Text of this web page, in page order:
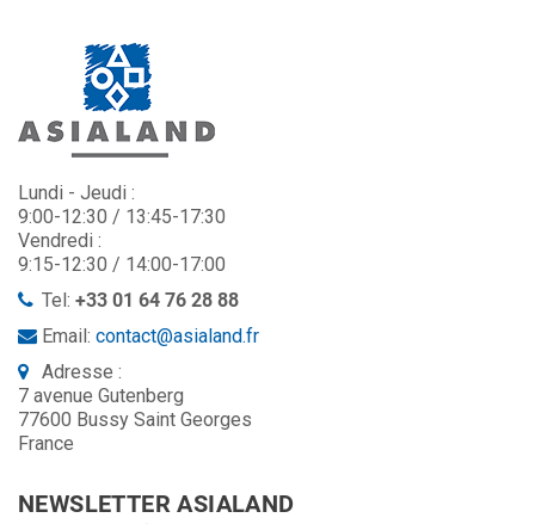
Lundi - Jeudi :
9:00-12:30 / 13:45-17:30
Vendredi :
9:15-12:30 / 14:00-17:00
Tel: +33 01 64 76 28 88
Email: contact@asialand.fr
Adresse :
7 avenue Gutenberg
77600 Bussy Saint Georges
France
NEWSLETTER ASIALAND